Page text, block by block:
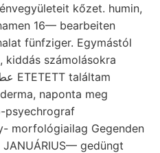
kőzet. humin,
16— bearbeiten
fünfziger. Egymástól
kiddás számolásokra
naponta meg
psyechrograf
morfológiailag Gegenden
gedüngt